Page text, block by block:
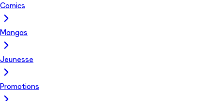
Comics
Mangas
Jeunesse
Promotions